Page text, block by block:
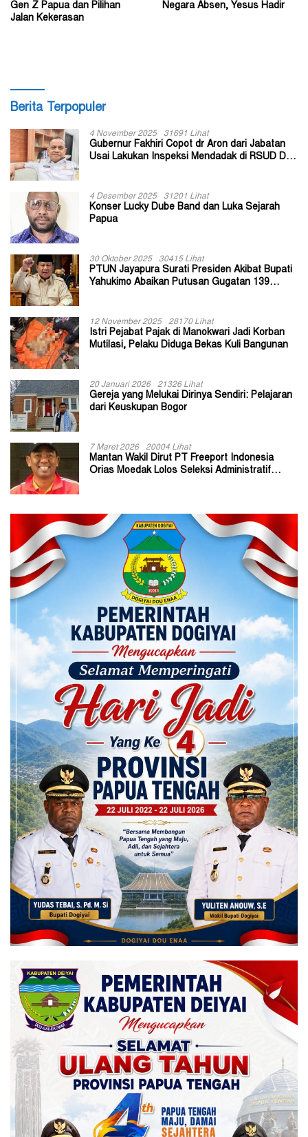
Gen Z Papua dan Pilihan
Jalan Kekerasan
Negara Absen, Yesus Hadir
Berita Terpopuler
4 November 2025 31691 Lihat
Gubernur Fakhiri Copot dr Aron dari Jabatan
Usai Lakukan Inspeksi Mendadak di RSUD Dok
4 Desember 2025 31201 Lihat
Konser Lucky Dube Band dan Luka Sejarah
Papua
30 Oktober 2025 30415 Lihat
PTUN Jayapura Surati Presiden Akibat Bupati
Yahukimo Abaikan Putusan Gugatan 139
12 November 2025 28170 Lihat
Istri Pejabat Pajak di Manokwari Jadi Korban
Mutilasi, Pelaku Diduga Bekas Kuli Bangunan
20 Januari 2026 21326 Lihat
Gereja yang Melukai Dirinya Sendiri: Pelajaran
dari Keuskupan Bogor
7 Maret 2026 20004 Lihat
Mantan Wakil Dirut PT Freeport Indonesia
Orias Moedak Lolos Seleksi Administratif